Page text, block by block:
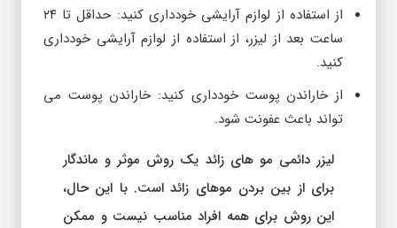
از استفاده از لوازم آرایشی خودداری کنید: حداقل تا ۲۴
ساعت بعد از لیزر، از استفاده از لوازم آرایشی خودداری
کنید.
از خاراندن پوست خودداری کنید: خاراندن پوست می
تواند باعث عفونت شود.
لیزر دائمی مو های زائد یک روش موثر و ماندگار
برای از بین بردن موهای زائد است. با این حال،
این روش برای همه افراد مناسب نیست و ممکن